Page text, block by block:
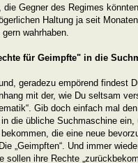
die Gegner des Regimes
Haltung ja seit
wahrhaben.
für Geimpfte" in die
geradezu empörend findest
mit der, wie Du seltsam
Gib doch einfach mal
die übliche Suchmaschine
die eine neue
„Geimpften“. Und immer
sollen ihre Rechte